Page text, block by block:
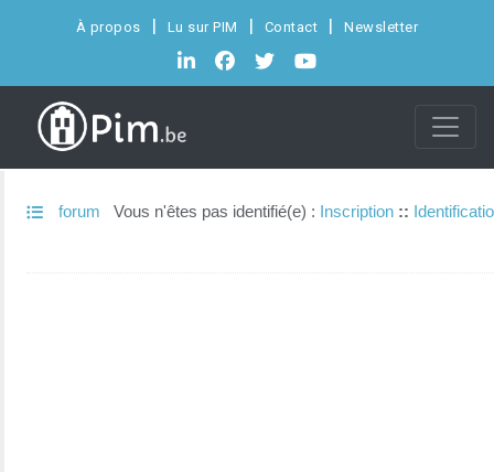
À propos Lu sur PIM Contact Newsletter
forum Vous n'êtes pas identifié(e) : Inscription ::